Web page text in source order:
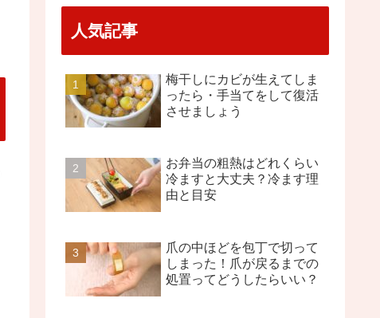
人気記事
梅干しにカビが生えてしま
ったら・手当てをして復活
させましょう
お弁当の粗熱はどれくらい
冷ますと大丈夫？冷ます理
由と目安
爪の中ほどを包丁で切って
しまった！爪が戻るまでの
処置ってどうしたらいい？